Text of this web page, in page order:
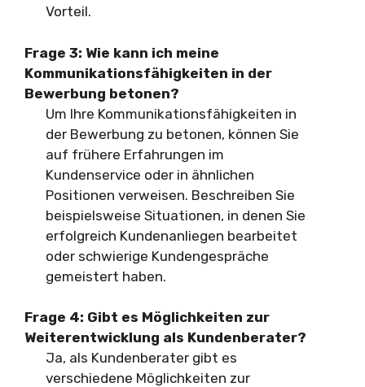
Vorteil.
Frage 3: Wie kann ich meine
Kommunikationsfähigkeiten in der
Bewerbung betonen?
Um Ihre Kommunikationsfähigkeiten in
der Bewerbung zu betonen, können Sie
auf frühere Erfahrungen im
Kundenservice oder in ähnlichen
Positionen verweisen. Beschreiben Sie
beispielsweise Situationen, in denen Sie
erfolgreich Kundenanliegen bearbeitet
oder schwierige Kundengespräche
gemeistert haben.
Frage 4: Gibt es Möglichkeiten zur
Weiterentwicklung als Kundenberater?
Ja, als Kundenberater gibt es
verschiedene Möglichkeiten zur